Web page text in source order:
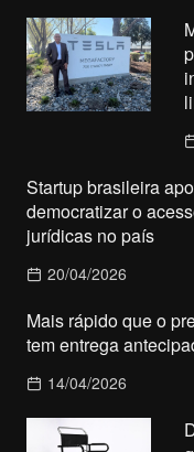
Startup brasileira
democratizar o
jurídicas no país
20/04/2026
Mais rápido que o
tem entrega
14/04/2026